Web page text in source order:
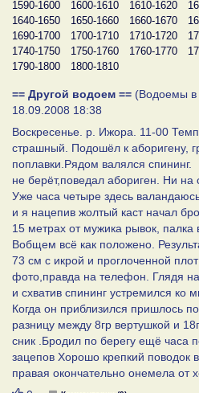
1590-1600
1600-1610 1610-1620
1640-1650
1650-1660 1660-1670
1690-1700
1700-1710 1710-1720
1740-1750
1750-1760 1760-1770
1790-1800
1800-1810
== Другой водоем == (Водоемы в
18.09.2008 18:38
Воскресенье. р. Ижора. 11-00
страшный. Подошёл к аборигену,
поплавки.Рядом валялся спининг.
не берёт,поведал абориген. Ни на
Уже часа четыре здесь
и я нацепив жолтый каст начал
15 метрах от мужика рывок, палка
Вобщем всё как положено.
73 см с икрой и проглоченной
фото,правда на телефон. Глядя
и схватив спининг устремился ко
Когда он приблизился пришлось
разницу между 8гр вертушкой и
сник .Бродил по берегу ещё часа
зацепов Хорошо крепкий поводок
правая окончательно онемела от